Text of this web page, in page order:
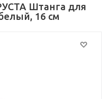
Штанга для
16 см